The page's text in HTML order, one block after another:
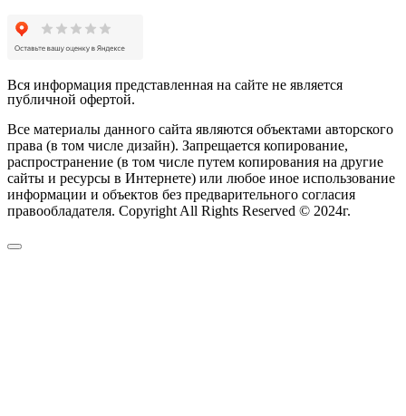
Вся информация представленная на сайте не является
публичной офертой.
Все материалы данного сайта являются объектами авторского
права (в том числе дизайн). Запрещается копирование,
распространение (в том числе путем копирования на другие
сайты и ресурсы в Интернете) или любое иное использование
информации и объектов без предварительного согласия
правообладателя. Copyright All Rights Reserved © 2024г.